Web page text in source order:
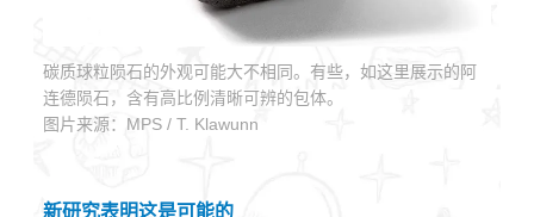
碳质球粒陨石的外观可能大不相同。有些，如这里展示的阿
连德陨石，含有高比例清晰可辨的包体。
图片来源：MPS / T. Klawunn
新研究表明这是可能的